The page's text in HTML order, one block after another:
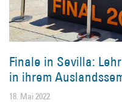
Finale in Sevilla:
in ihrem
18. Mai 2022